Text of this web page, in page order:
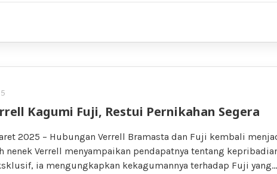
Kagumi Fuji, Restui Pernikahan Segera
2025 – Hubungan Verrell Bramasta dan Fuji kembali
nenek Verrell menyampaikan pendapatnya tentang
ia mengungkapkan kekagumannya terhadap Fuji